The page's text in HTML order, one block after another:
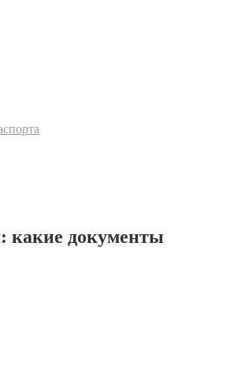
какие документы